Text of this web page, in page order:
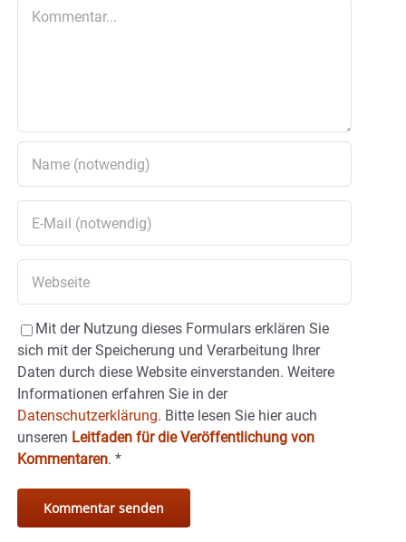
Mit der Nutzung dieses Formulars erklären Sie
sich mit der Speicherung und Verarbeitung Ihrer
Daten durch diese Website einverstanden. Weitere
Informationen erfahren Sie in der
Datenschutzerklärung. Bitte lesen Sie hier auch
unseren Leitfaden für die Veröffentlichung von
Kommentaren. *